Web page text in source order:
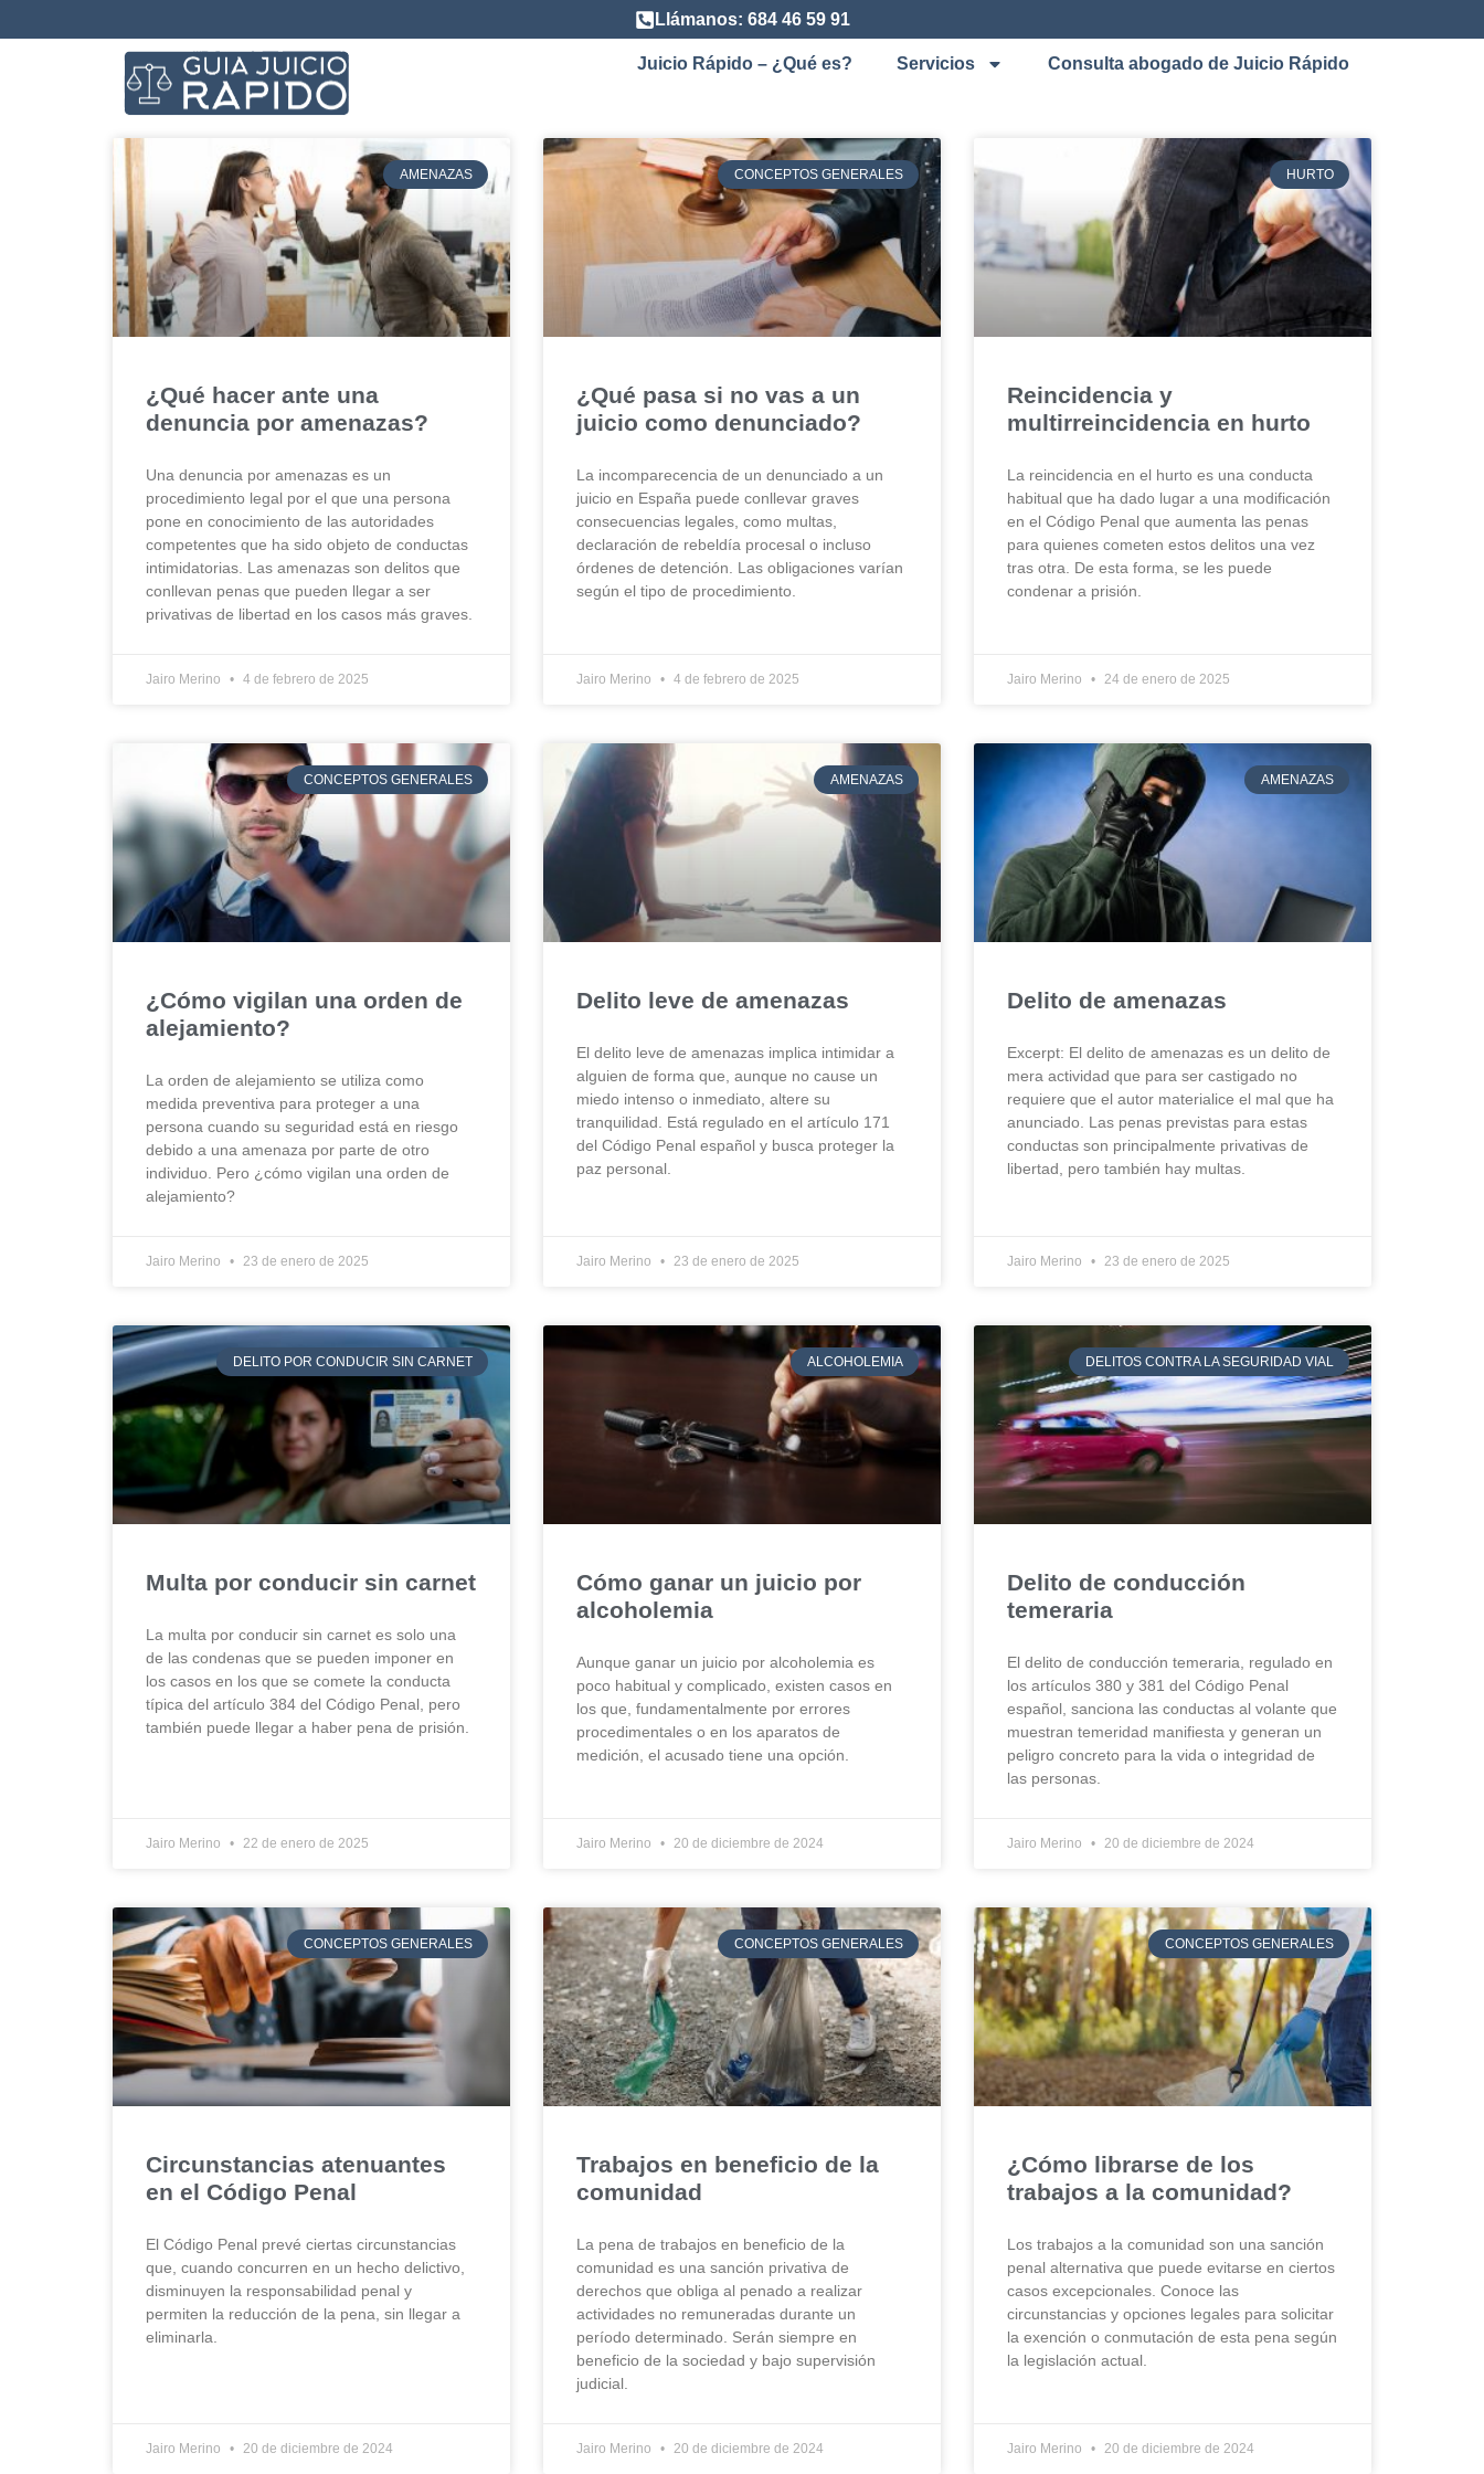
Llámanos: 684 46 59 91
Juicio Rápido – ¿Qué es? Servicios Consulta abogado de Juicio Rápido
AMENAZAS
¿Qué hacer ante una
denuncia por amenazas?
Una denuncia por amenazas es un
procedimiento legal por el que una persona
pone en conocimiento de las autoridades
competentes que ha sido objeto de conductas
intimidatorias. Las amenazas son delitos que
conllevan penas que pueden llegar a ser
privativas de libertad en los casos más graves.
Jairo Merino 4 de febrero de 2025
CONCEPTOS GENERALES
¿Qué pasa si no vas a un
juicio como denunciado?
La incomparecencia de un denunciado a un
juicio en España puede conllevar graves
consecuencias legales, como multas,
declaración de rebeldía procesal o incluso
órdenes de detención. Las obligaciones varían
según el tipo de procedimiento.
Jairo Merino 4 de febrero de 2025
HURTO
Reincidencia y
multirreincidencia en hurto
La reincidencia en el hurto es una conducta
habitual que ha dado lugar a una modificación
en el Código Penal que aumenta las penas
para quienes cometen estos delitos una vez
tras otra. De esta forma, se les puede
condenar a prisión.
Jairo Merino 24 de enero de 2025
CONCEPTOS GENERALES
¿Cómo vigilan una orden de
alejamiento?
La orden de alejamiento se utiliza como
medida preventiva para proteger a una
persona cuando su seguridad está en riesgo
debido a una amenaza por parte de otro
individuo. Pero ¿cómo vigilan una orden de
alejamiento?
Jairo Merino 23 de enero de 2025
AMENAZAS
Delito leve de amenazas
El delito leve de amenazas implica intimidar a
alguien de forma que, aunque no cause un
miedo intenso o inmediato, altere su
tranquilidad. Está regulado en el artículo 171
del Código Penal español y busca proteger la
paz personal.
Jairo Merino 23 de enero de 2025
AMENAZAS
Delito de amenazas
Excerpt: El delito de amenazas es un delito de
mera actividad que para ser castigado no
requiere que el autor materialice el mal que ha
anunciado. Las penas previstas para estas
conductas son principalmente privativas de
libertad, pero también hay multas.
Jairo Merino 23 de enero de 2025
DELITO POR CONDUCIR SIN CARNET
Multa por conducir sin carnet
La multa por conducir sin carnet es solo una
de las condenas que se pueden imponer en
los casos en los que se comete la conducta
típica del artículo 384 del Código Penal, pero
también puede llegar a haber pena de prisión.
Jairo Merino 22 de enero de 2025
ALCOHOLEMIA
Cómo ganar un juicio por
alcoholemia
Aunque ganar un juicio por alcoholemia es
poco habitual y complicado, existen casos en
los que, fundamentalmente por errores
procedimentales o en los aparatos de
medición, el acusado tiene una opción.
Jairo Merino 20 de diciembre de 2024
DELITOS CONTRA LA SEGURIDAD VIAL
Delito de conducción
temeraria
El delito de conducción temeraria, regulado en
los artículos 380 y 381 del Código Penal
español, sanciona las conductas al volante que
muestran temeridad manifiesta y generan un
peligro concreto para la vida o integridad de
las personas.
Jairo Merino 20 de diciembre de 2024
CONCEPTOS GENERALES
Circunstancias atenuantes
en el Código Penal
El Código Penal prevé ciertas circunstancias
que, cuando concurren en un hecho delictivo,
disminuyen la responsabilidad penal y
permiten la reducción de la pena, sin llegar a
eliminarla.
Jairo Merino 20 de diciembre de 2024
CONCEPTOS GENERALES
Trabajos en beneficio de la
comunidad
La pena de trabajos en beneficio de la
comunidad es una sanción privativa de
derechos que obliga al penado a realizar
actividades no remuneradas durante un
período determinado. Serán siempre en
beneficio de la sociedad y bajo supervisión
judicial.
Jairo Merino 20 de diciembre de 2024
CONCEPTOS GENERALES
¿Cómo librarse de los
trabajos a la comunidad?
Los trabajos a la comunidad son una sanción
penal alternativa que puede evitarse en ciertos
casos excepcionales. Conoce las
circunstancias y opciones legales para solicitar
la exención o conmutación de esta pena según
la legislación actual.
Jairo Merino 20 de diciembre de 2024